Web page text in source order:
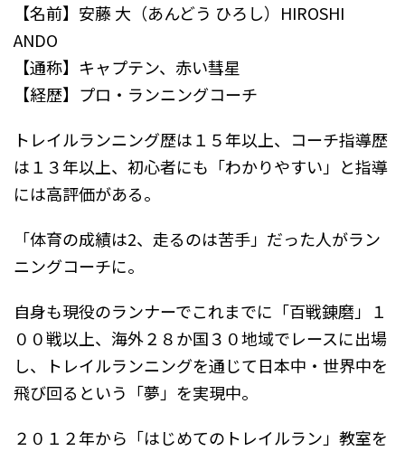
【名前】安藤 大（あんどう ひろし）HIROSHI
ANDO
【通称】キャプテン、赤い彗星
【経歴】プロ・ランニングコーチ
トレイルランニング歴は１５年以上、コーチ指導歴
は１３年以上、初心者にも「わかりやすい」と指導
には高評価がある。
「体育の成績は2、走るのは苦手」だった人がラン
ニングコーチに。
自身も現役のランナーでこれまでに「百戦錬磨」１
００戦以上、海外２８か国３０地域でレースに出場
し、トレイルランニングを通じて日本中・世界中を
飛び回るという「夢」を実現中。
２０１２年から「はじめてのトレイルラン」教室を